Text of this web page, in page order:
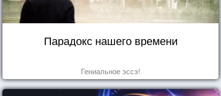
Парадокс нашего времени
Гениальное эссэ!